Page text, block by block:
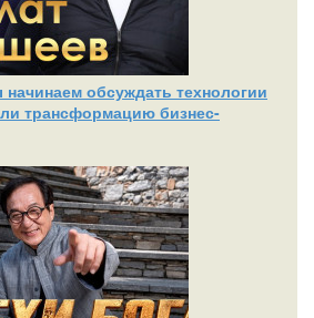
обсуждать технологии
трансформацию бизнес-